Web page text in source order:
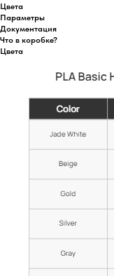
Цвета
Параметры
Документация
Что в коробке?
Цвета